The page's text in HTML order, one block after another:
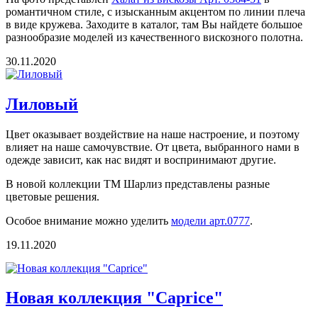
романтичном стиле, с изысканным акцентом по линии плеча
в виде кружева. Заходите в каталог, там Вы найдете большое
разнообразие моделей из качественного вискозного полотна.
30.11.2020
Лиловый
Цвет оказывает воздействие на наше настроение, и поэтому
влияет на наше самочувствие. От цвета, выбранного нами в
одежде зависит, как нас видят и воспринимают другие.
В новой коллекции ТМ Шарлиз представлены разные
цветовые решения.
Особое внимание можно уделить модели арт.0777.
19.11.2020
Новая коллекция "Caprice"